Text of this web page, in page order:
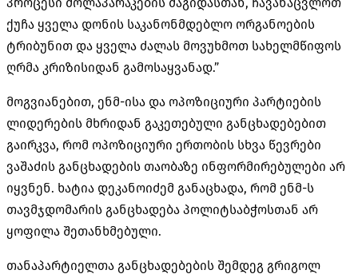
ქუჩა ყველა დონის საკანონმდებლო ორგანოების
ტრიბუნით და ყველა ძალას მოვუხმოთ სახელმწიფოს
ღრმა კრიზისიდან გამოსაყვანად.”
მოგვიანებით, ენმ-ისა და ოპოზიციური პარტიების
ლიდერების მხრიდან გაკეთებული განცხადებებით
გაირკვა, რომ ოპოზიციური ერთობის სხვა წევრები
ვაშაძის განცხადების თაობაზე ინფორმირებულები არ
იყვნენ. ხატია დეკანოიძემ განაცხადა, რომ ენმ-ს
თავმჯდომარის განცხადება პოლიტსაბჭოსთან არ
ყოფილა შეთანხმებული.
თანაპარტიელთა განცხადებების შემდეგ გრიგოლ